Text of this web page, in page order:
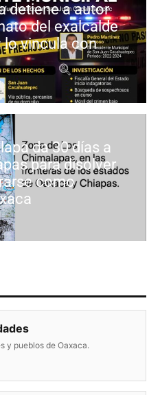
detiene a autor
del exalcalde
lo vincula con
da 30 días a
para disolver
como
y pueblos de Oaxaca.